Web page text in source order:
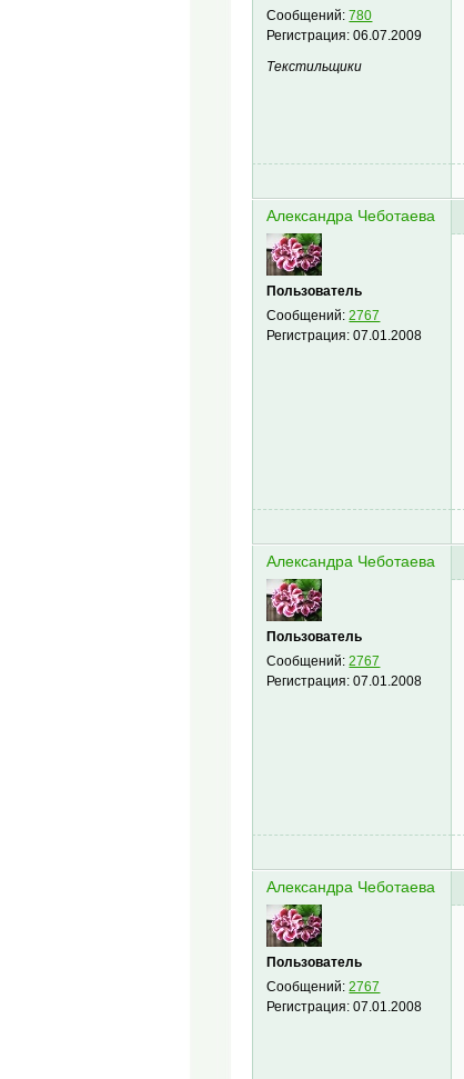
Сообщений:780
Регистрация:06.07.2009
Текстильщики
Александра Чеботаева
Пользователь
Сообщений:2767
Регистрация:07.01.2008
Александра Чеботаева
Пользователь
Сообщений:2767
Регистрация:07.01.2008
Александра Чеботаева
Пользователь
Сообщений:2767
Регистрация:07.01.2008